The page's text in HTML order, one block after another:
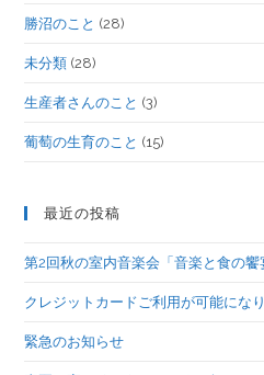
勝沼のこと (28)
未分類 (28)
生産者さんのこと (3)
葡萄の生育のこと (15)
最近の投稿
第2回秋の室内音楽会「音楽と食の
クレジットカードご利用が可能になり
緊急のお知らせ